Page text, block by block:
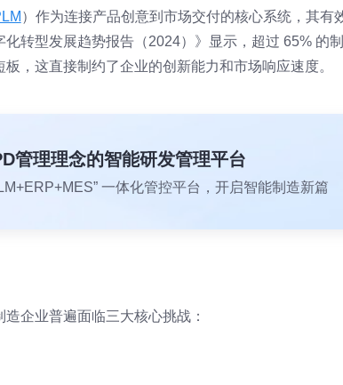
）作为连接产品创意到市场交付的核心系统，其有
化转型发展趋势报告（2024）》显示，超过 65% 的
板，这直接制约了企业的创新能力和市场响应速度。
管理理念的智能研发管理平台
一体化管控平台，开启智能制造新篇
造企业普遍面临三大核心挑战：